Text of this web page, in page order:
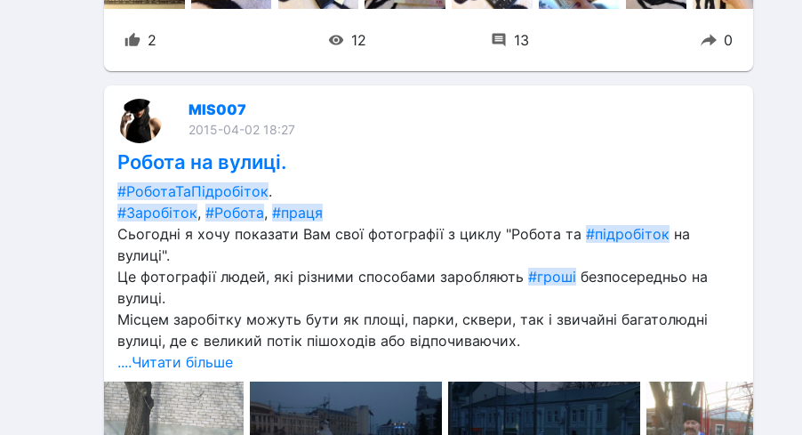
2 12 13 0
MIS007
2015-04-02 18:27
Робота на вулиці.
#РоботаТаПідробіток.
#Заробіток, #Робота, #праця
Сьогодні я хочу показати Вам свої фотографії з циклу "Робота та #підробіток на
вулиці".
Це фотографії людей, які різними способами заробляють #гроші безпосередньо на
вулиці.
Місцем заробітку можуть бути як площі, парки, сквери, так і звичайні багатолюдні
вулиці, де є великий потік пішоходів або відпочиваючих.
....Читати більше